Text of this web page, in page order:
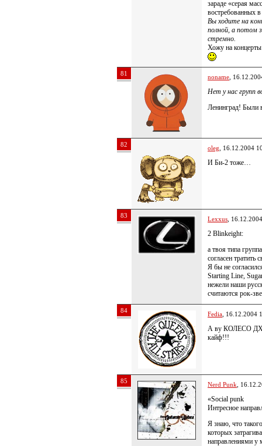
зараде «серая
востребованных
Вы ходите на
полной, а потом
стремно.
Хожу на концерты
81 noname ,
Нет у нас групп
Ленинград! Были
82 oleg , 16.12.2004
И Би-2 тоже…
83 Lexxus ,
2 Blinkeight:
а твоя типа
согласен тратить
Я бы не
Starting Line,
нежели наши
считаются рок-
84 Fedia , 16.12.2004
А ву КОЛЕСО
кайф!!!
85 Nerd Punk ,
«Social punk
Интресное
Я знаю, что
которых
направлениями у